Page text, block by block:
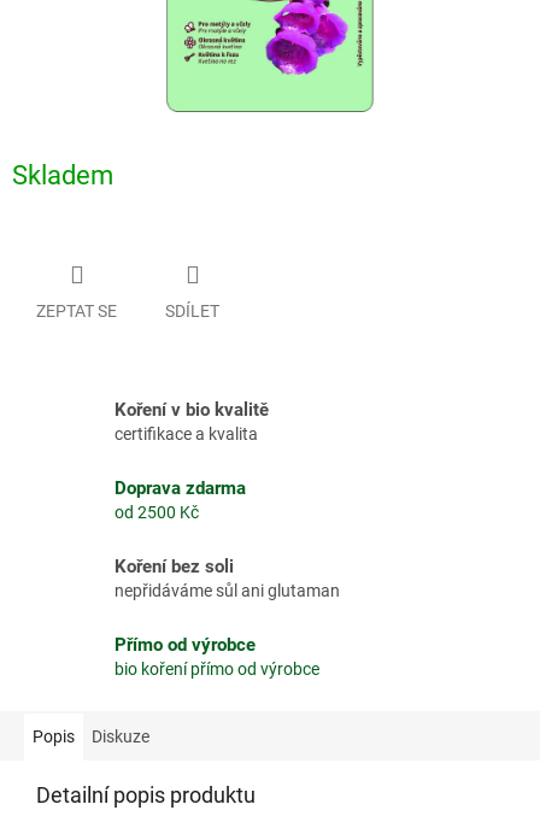
Skladem
ZEPTAT SE SDÍLET
Koření v bio kvalitě
certifikace a kvalita
Doprava zdarma
od 2500 Kč
Koření bez soli
nepřidáváme sůl ani glutaman
Přímo od výrobce
bio koření přímo od výrobce
Popis Diskuze
Detailní popis produktu